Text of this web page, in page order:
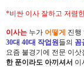
*비싼 이사 잘하고 저렴
이사는 누가 어떻게 진행
30대 40대 작업원들의 꼼
요즘 불경기에 전문 이삿
한 푼이라도 아끼셔서 이